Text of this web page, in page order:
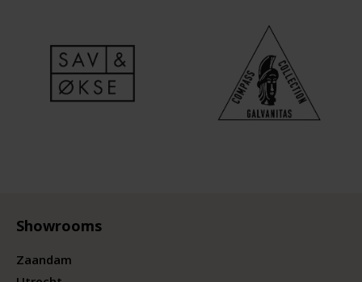
Showrooms
Zaandam